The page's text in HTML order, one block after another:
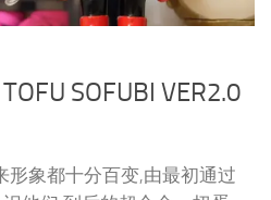
SOFUBI VER2.0
形象都十分百变,由最初通过